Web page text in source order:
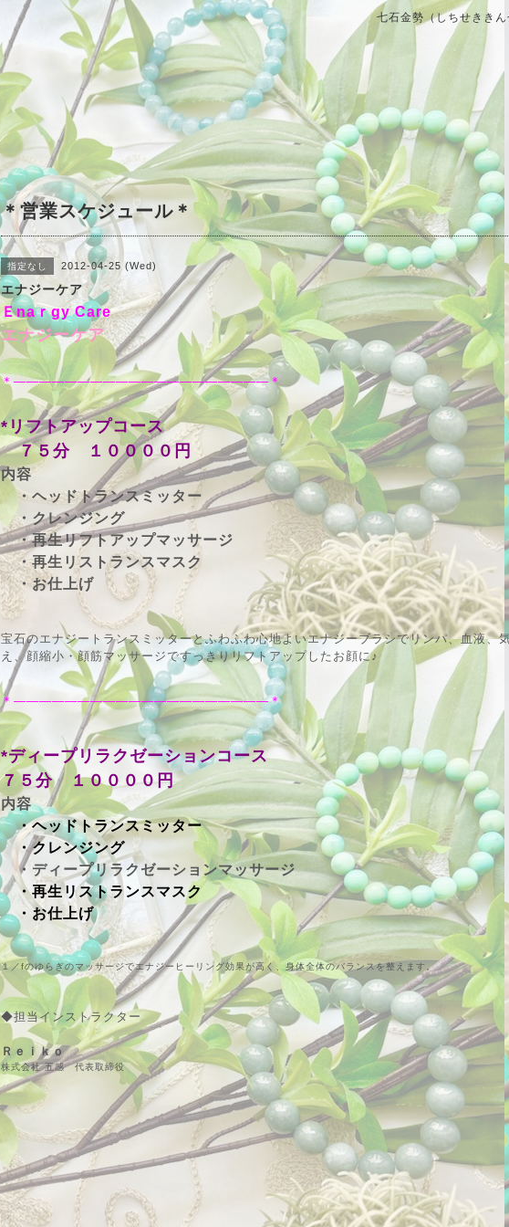
七石金勢（しちせききん
＊営業スケジュール＊
指定なし 2012-04-25 (Wed)
エナジーケア
Ｅnaｒgy Care
エナジーケア
＊――――――――――――――――――――＊
*リフトアップコース
７５分 １００００円
内容
・ヘッドトランスミッター
・クレンジング
・再生リフトアップマッサージ
・再生リストランスマスク
・お仕上げ
宝石のエナジートランスミッターとふわふわ心地よいエナジーブラシでリンパ、血液、
え、顔縮小・顔筋マッサージですっきりリフトアップしたお顔に♪
＊――――――――――――――――――――＊
*ディープリラクゼーションコース
７５分 １００００円
内容
・ヘッドトランスミッター
・クレンジング
・ディープリラクゼーションマッサージ
・再生リストランスマスク
・お仕上げ
１／fのゆらぎのマッサージでエナジーヒーリング効果が高く、身体全体のバランスを整えます。
◆担当インストラクター
Ｒｅｉｋｏ
株式会社 五感 代表取締役